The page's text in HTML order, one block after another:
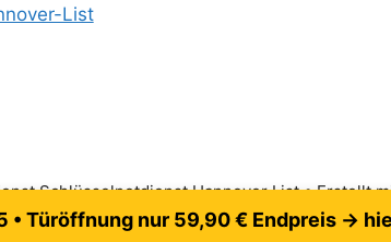
List
Schlüsselnotdienst Hannover List• Erstellt
• Türöffnung nur 59,90 € Endpreis →